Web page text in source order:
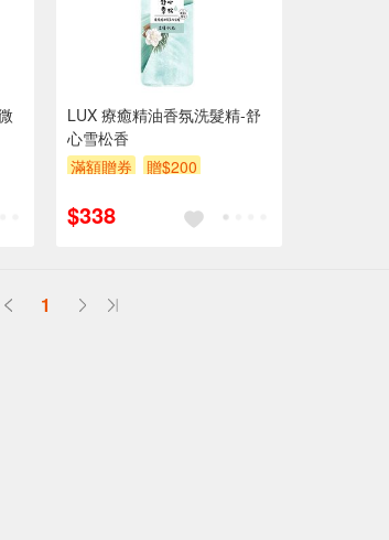
LUX 療癒精油香氛洗髮精-舒
心雪松香
滿額贈券
贈$200
$338
1